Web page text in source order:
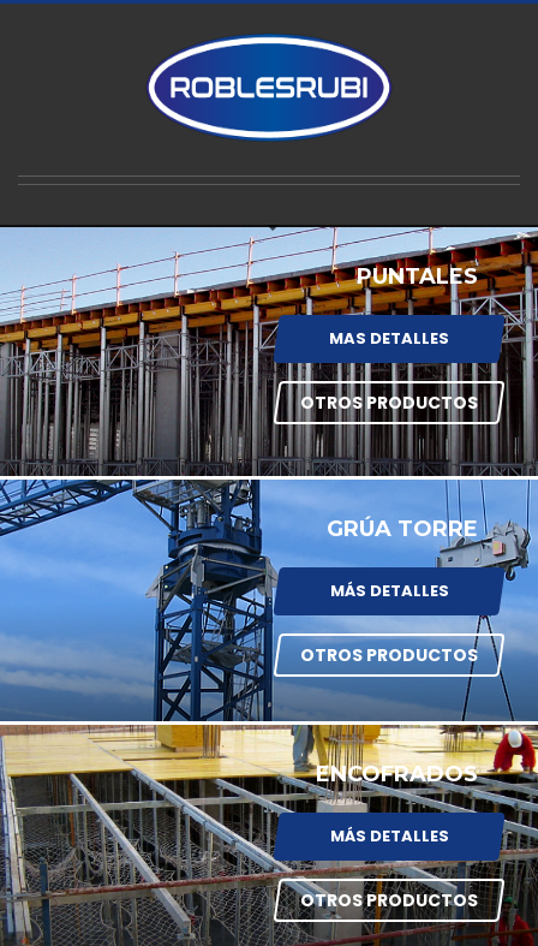
PUNTALES
MAS DETALLES
OTROS PRODUCTOS
GRÚA TORRE
MÁS DETALLES
OTROS PRODUCTOS
ENCOFRADOS
MÁS DETALLES
OTROS PRODUCTOS